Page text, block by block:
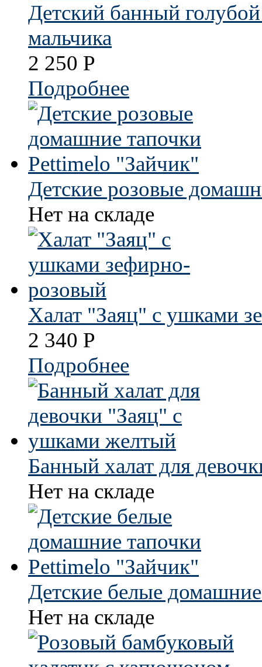
Детский банный
мальчика
2 250 Р
Подробнее
Детские розовые
Нет на складе
Халат "Заяц" с ушками
2 340 Р
Подробнее
Банный халат для
Нет на складе
Детские белые
Нет на складе